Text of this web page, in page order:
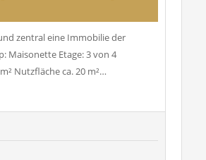
zentral eine Immobilie der
Maisonette Etage: 3 von 4
Nutzfläche ca. 20 m²…